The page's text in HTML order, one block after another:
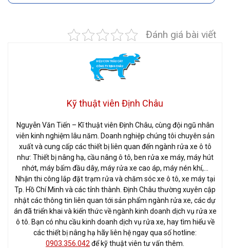
Đánh giá bài viết
Kỹ thuật viên Định Châu
Nguyễn Văn Tiến – Kĩ thuật viên Định Châu, cùng đội ngũ nhân
viên kinh nghiệm lâu năm. Doanh nghiệp chúng tôi chuyên sản
xuất và cung cấp các thiết bị liên quan đến ngành rửa xe ô tô
như: Thiết bị nâng hạ, cầu nâng ô tô, ben rửa xe máy, máy hút
nhớt, máy bấm đầu dây, máy rửa xe cao áp, máy nén khí,…
Nhận thi công lắp đặt trạm rửa và chăm sóc xe ô tô, xe máy tại
Tp. Hồ Chí Minh và các tỉnh thành. Định Châu thường xuyên cập
nhật các thông tin liên quan tới sản phẩm ngành rửa xe, các dự
án đã triển khai và kiến thức về ngành kinh doanh dịch vụ rửa xe
ô tô. Bạn có nhu cầu kinh doanh dịch vụ rửa xe, hay tìm hiểu về
các thiết bị nâng hạ hãy liên hệ ngay qua số hotline:
0903.356.042 để kỹ thuật viên tư vấn thêm.